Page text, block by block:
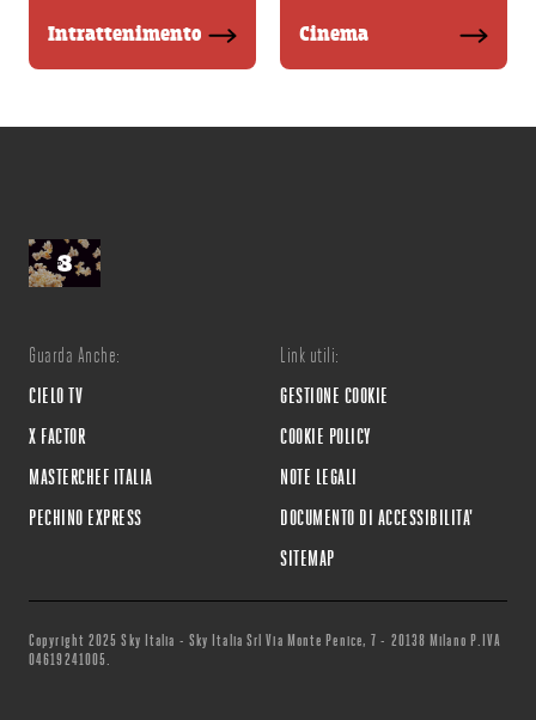
Intrattenimento Cinema
Guarda Anche:
CIELO TV
X FACTOR
MASTERCHEF ITALIA
PECHINO EXPRESS
Link utili:
GESTIONE COOKIE
COOKIE POLICY
NOTE LEGALI
DOCUMENTO DI ACCESSIBILITA'
SITEMAP
Copyright 2025 Sky Italia - Sky Italia Srl Via Monte Penice, 7 - 20138 Milano P.IVA
04619241005.